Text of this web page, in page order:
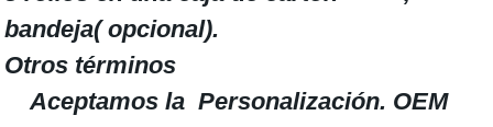
bandeja( opcional).
Otros términos
Aceptamos la Personalización. OEM